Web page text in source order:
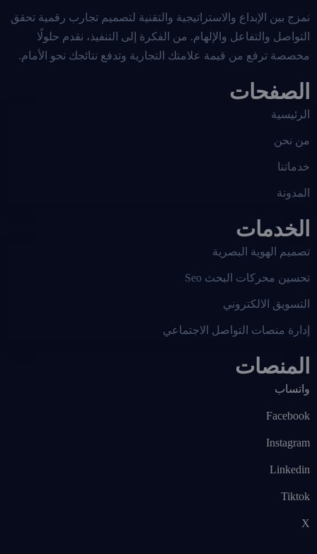
نمزج بين الإبداع والاستراتيجية والتقنية لتصميم تجارب رقمية تحقق
التواصل والتفاعل والإلهام. من الفكرة إلى التنفيذ، نقدم حلولًا
مخصصة ترفع من قيمة علامتك التجارية وتدفع نتائجك نحو الأمام.
الصفحات
الرئيسية
من نحن
خدماتنا
المدونة
الخدمات
تصميم الهوية البصرية
تحسين محركات البحث Seo
التسويق الالكتروني
إدارة منصات التواصل الاجتماعي
المنصات
واتساب
Facebook
Instagram
Linkedin
Tiktok
X